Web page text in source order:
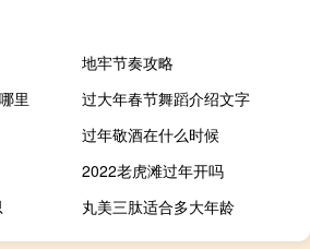
地牢节奏攻略
里
过大年春节舞蹈介绍文字
过年敬酒在什么时候
2022老虎滩过年开吗
丸美三肽适合多大年龄